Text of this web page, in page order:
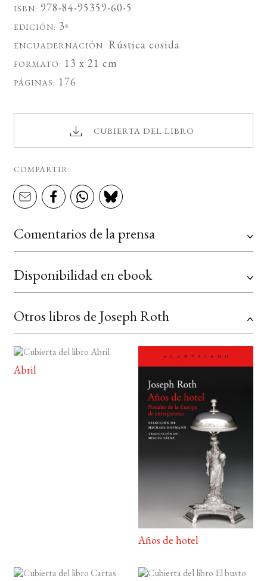
ISBN: 978-84-95359-60-5
EDICIÓN: 3ª
ENCUADERNACIÓN: Rústica cosida
FORMATO: 13 x 21 cm
PÁGINAS: 176
CUBIERTA DEL LIBRO
COMPARTIR:
Comentarios de la prensa
Disponibilidad en ebook
Otros libros de Joseph Roth
Abril
Años de hotel